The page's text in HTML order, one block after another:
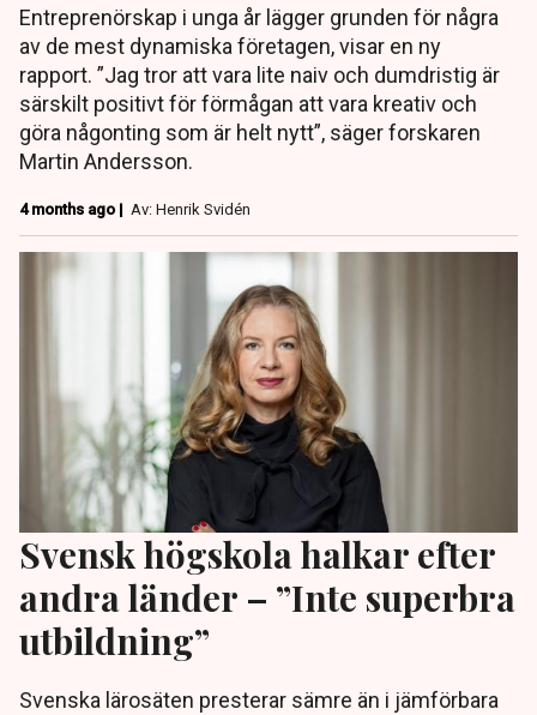
Entreprenörskap i unga år lägger grunden för några
av de mest dynamiska företagen, visar en ny
rapport. ”Jag tror att vara lite naiv och dumdristig är
särskilt positivt för förmågan att vara kreativ och
göra någonting som är helt nytt”, säger forskaren
Martin Andersson.
4 months ago | Av: Henrik Svidén
Svensk högskola halkar efter
andra länder – ”Inte superbra
utbildning”
Svenska lärosäten presterar sämre än i jämförbara